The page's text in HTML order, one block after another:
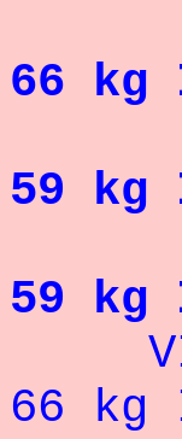
66 kg
59 kg
59 kg
66 kg